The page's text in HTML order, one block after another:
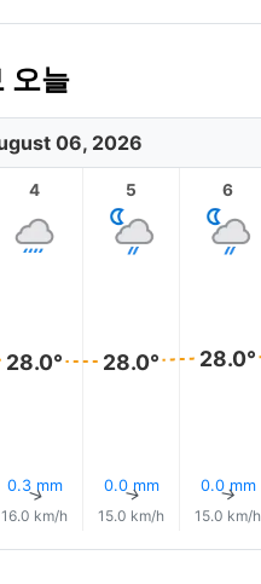
오늘
06, 2026
4
28.0°
0.3 mm
↑
16.0 km/h
5
28.0°
0.0 mm
↑
15.0 km/h
6
28.0°
0.0 mm
↑
15.0 km/h